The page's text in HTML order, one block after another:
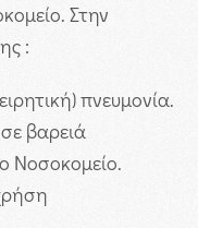
Στην
:
πνευμονία.
βαρειά
Νοσοκομείο.